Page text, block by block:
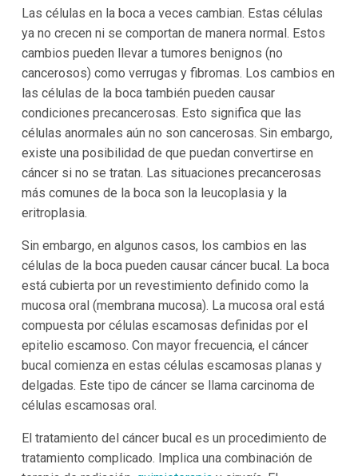
Las células en la boca a veces cambian. Estas células
ya no crecen ni se comportan de manera normal. Estos
cambios pueden llevar a tumores benignos (no
cancerosos) como verrugas y fibromas. Los cambios en
las células de la boca también pueden causar
condiciones precancerosas. Esto significa que las
células anormales aún no son cancerosas. Sin embargo,
existe una posibilidad de que puedan convertirse en
cáncer si no se tratan. Las situaciones precancerosas
más comunes de la boca son la leucoplasia y la
eritroplasia.
Sin embargo, en algunos casos, los cambios en las
células de la boca pueden causar cáncer bucal. La boca
está cubierta por un revestimiento definido como la
mucosa oral (membrana mucosa). La mucosa oral está
compuesta por células escamosas definidas por el
epitelio escamoso. Con mayor frecuencia, el cáncer
bucal comienza en estas células escamosas planas y
delgadas. Este tipo de cáncer se llama carcinoma de
células escamosas oral.
El tratamiento del cáncer bucal es un procedimiento de
tratamiento complicado. Implica una combinación de